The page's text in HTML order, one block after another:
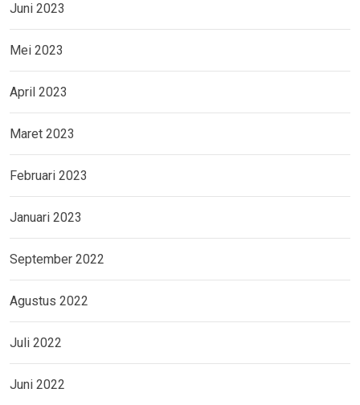
Juni 2023
Mei 2023
April 2023
Maret 2023
Februari 2023
Januari 2023
September 2022
Agustus 2022
Juli 2022
Juni 2022